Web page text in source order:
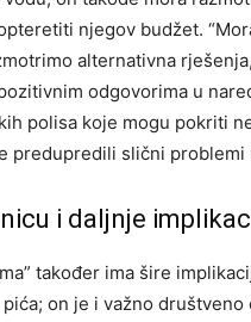
njegov budžet.
alternativna
odgovorima u
polisa koje mogu pokriti
predupredili slični problemi
i daljnje
također ima šire
on je i važno